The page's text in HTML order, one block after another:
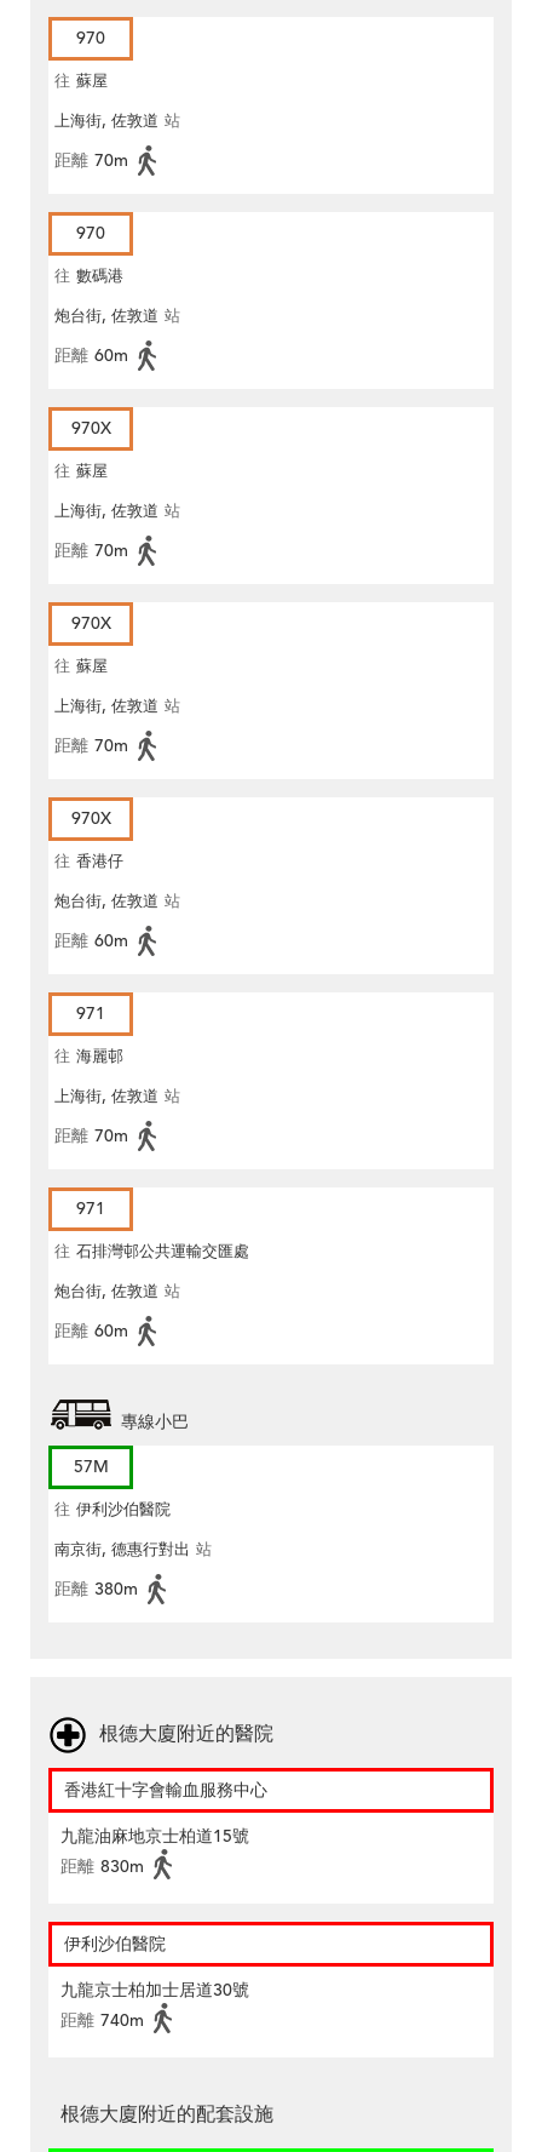
970
往 蘇屋
上海街, 佐敦道 站
距離 70m
970
往 數碼港
炮台街, 佐敦道 站
距離 60m
970X
往 蘇屋
上海街, 佐敦道 站
距離 70m
970X
往 蘇屋
上海街, 佐敦道 站
距離 70m
970X
往 香港仔
炮台街, 佐敦道 站
距離 60m
971
往 海麗邨
上海街, 佐敦道 站
距離 70m
971
往 石排灣邨公共運輸交匯處
炮台街, 佐敦道 站
距離 60m
專線小巴
57M
往 伊利沙伯醫院
南京街, 德惠行對出 站
距離 380m
根德大廈附近的醫院
香港紅十字會輸血服務中心
九龍油麻地京士柏道15號
距離 830m
伊利沙伯醫院
九龍京士柏加士居道30號
距離 740m
根德大廈附近的配套設施